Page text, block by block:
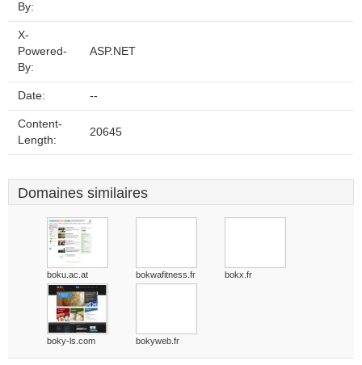
By:
X-
Powered-
By:
ASP.NET
Date: --
Content-
Length:
20645
Domaines similaires
boku.ac.at bokwafitness.fr bokx.fr
boky-ls.com bokyweb.fr